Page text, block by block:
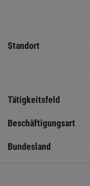
Standort
Tätigkeitsfeld
Beschäftigungsart
Bundesland